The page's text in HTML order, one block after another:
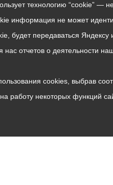
технологию “cookie” —
информация не может
будет передаваться
нас отчетов о деятельности
cookies, выбрав
работу некоторых функций